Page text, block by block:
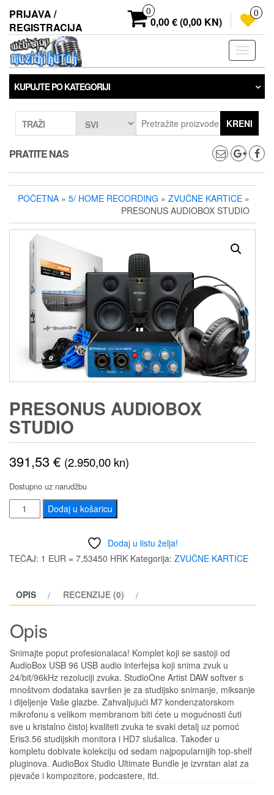
sadržaj
PRIJAVA /
REGISTRACIJA
0
0,00 € (0,00 KN)
0
KUPUJTE PO KATEGORIJI
TRAŽI KRENI
PRATITE NAS
POČETNA » 5/ HOME RECORDING » ZVUČNE KARTICE »
PRESONUS AUDIOBOX STUDIO
PRESONUS AUDIOBOX
STUDIO
391,53 € (2.950,00 kn)
Dostupno uz narudžbu
PRESONUS
AudioBox
količina
Dodaj u košaricu
Dodaj u listu želja!
TEČAJ: 1 EUR = 7,53450 HRK Kategorija: ZVUČNE KARTICE
OPIS RECENZIJE (0)
Opis
Snimajte poput profesionalaca! Komplet koji se sastoji od
AudioBox USB 96 USB audio interfejsa koji snima zvuk u
24/bit/96kHz rezoluciji zvuka. StudioOne Artist DAW softver s
mnoštvom dodataka savršen je za studijsko snimanje, miksanje
i dijeljenje Vaše glazbe. Zahvaljujući M7 kondenzatorskom
mikrofonu s velikom membranom biti ćete u mogućnosti čuti
sve u kristalno čistoj kvaliteti zvuka te svaki detalj uz pomoć
Eris3.56 studijskih monitora i HD7 slušalica. Također u
kompletu dobivate kolekciju od sedam najpopularnijih top-shelf
pluginova. AudioBox Studio Ultimate Bundle je izvrstan alat za
pjevače i kompozitore, podcastere, itd.